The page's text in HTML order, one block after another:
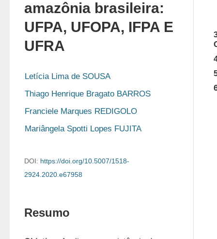
amazônia brasileira:
UFPA, UFOPA, IFPA E
UFRA
Letícia Lima de SOUSA
Thiago Henrique Bragato BARROS
Franciele Marques REDIGOLO
Mariângela Spotti Lopes FUJITA
DOI: https://doi.org/10.5007/1518-
2924.2020.e67958
Resumo